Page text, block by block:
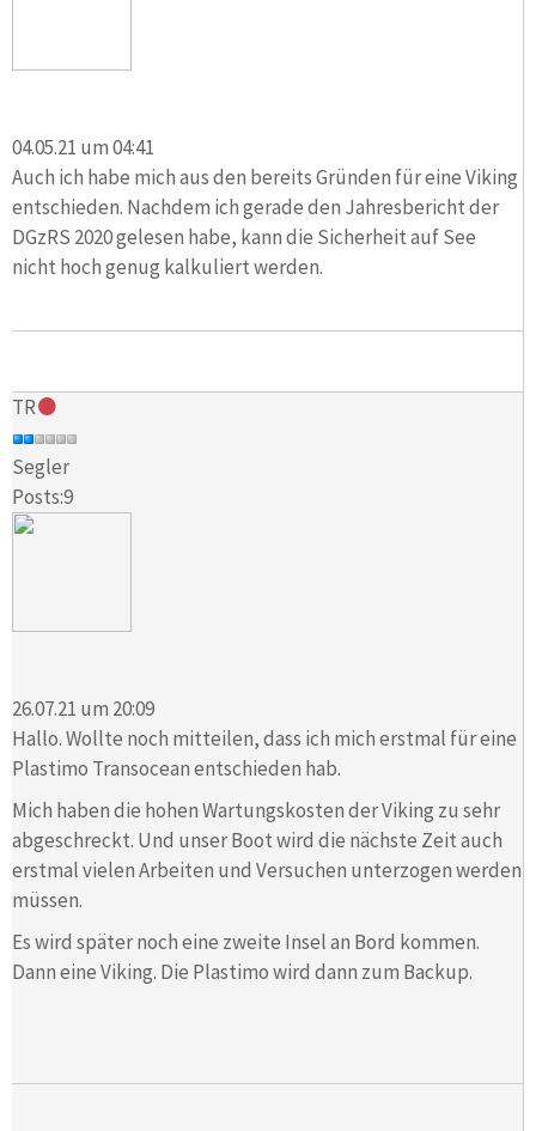
04.05.21 um 04:41
Auch ich habe mich aus den bereits Gründen für eine Viking
entschieden. Nachdem ich gerade den Jahresbericht der
DGzRS 2020 gelesen habe, kann die Sicherheit auf See
nicht hoch genug kalkuliert werden.
TR
Segler
Posts:9
26.07.21 um 20:09
Hallo. Wollte noch mitteilen, dass ich mich erstmal für eine
Plastimo Transocean entschieden hab.
Mich haben die hohen Wartungskosten der Viking zu sehr
abgeschreckt. Und unser Boot wird die nächste Zeit auch
erstmal vielen Arbeiten und Versuchen unterzogen werden
müssen.
Es wird später noch eine zweite Insel an Bord kommen.
Dann eine Viking. Die Plastimo wird dann zum Backup.